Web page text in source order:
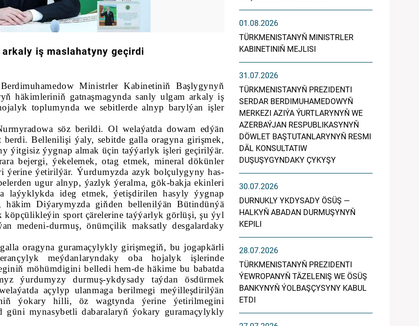
iş maslahatyny geçirdi
Ministrler Kabinetiniň Başlygynyň
häkimleriniň gatnaşmagynda sanly ulgam arkaly iş
toplumynda we sebitlerde alnyp barylýan işler
söz berildi. Ol welaýatda dowam edýän
Bellenilişi ýaly, sebitde galla oragyna girişmek,
ýitgisiz ýygnap almak üçin taýýarlyk işleri geçirilýär.
bejergi, ýekelemek, otag etmek, mineral dökünler
ýerine ýetirilýär. Ýurdumyzda azyk bolçulygyny has-
ugur alnyp, ýazlyk ýeralma, gök-bakja ekinleri
laýyklykda ideg etmek, ýetişdirilen hasyly ýygnap
häkim Diýarymyzda giňden bellenilýän Bütindünýä
köpçülikleýin sport çärelerine taýýarlyk görlüşi, şu ýyl
medeni-durmuş, önümçilik maksatly desgalardaky
oragyna guramaçylykly girişmegiň, bu jogapkärli
meýdanlaryndaky oba hojalyk işlerinde
möhümdigini belledi hem-de häkime bu babatda
ýurdumyzy durmuş-ykdysady taýdan ösdürmek
açylyp ulanmaga berilmegi meýilleşdirilýän
ýokary hilli, öz wagtynda ýerine ýetirilmegini
güni mynasybetli dabaralaryň ýokary guramaçylykly
01.08.2026
TÜRKMENISTANYŇ MINISTRLER
KABINETINIŇ MEJLISI
31.07.2026
TÜRKMENISTANYŇ PREZIDENTI
SERDAR BERDIMUHAMEDOWYŇ
MERKEZI AZIÝA ÝURTLARYNYŇ WE
AZERBAÝJAN RESPUBLIKASYNYŇ
DÖWLET BAŞTUTANLARYNYŇ RESMI
DÄL KONSULTATIW
DUŞUŞYGYNDAKY ÇYKYŞY
30.07.2026
DURNUKLY YKDYSADY ÖSÜŞ —
HALKYŇ ABADAN DURMUŞYNYŇ
KEPILI
28.07.2026
TÜRKMENISTANYŇ PREZIDENTI
ÝEWROPANYŇ TÄZELENIŞ WE ÖSÜŞ
BANKYNYŇ ÝOLBAŞÇYSYNY KABUL
ETDI